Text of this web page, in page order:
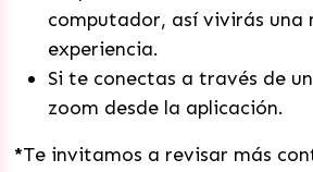
computador, así vivirás una
experiencia.
Si te conectas a través de
zoom desde la aplicación.
*Te invitamos a revisar más